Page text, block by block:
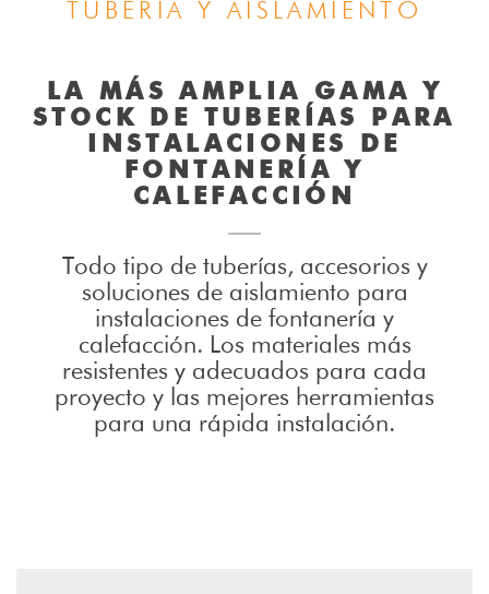
TUBERÍA Y AISLAMIENTO
LA MÁS AMPLIA GAMA Y
STOCK DE TUBERÍAS PARA
INSTALACIONES DE
FONTANERÍA Y
CALEFACCIÓN
Todo tipo de tuberías, accesorios y
soluciones de aislamiento para
instalaciones de fontanería y
calefacción. Los materiales más
resistentes y adecuados para cada
proyecto y las mejores herramientas
para una rápida instalación.